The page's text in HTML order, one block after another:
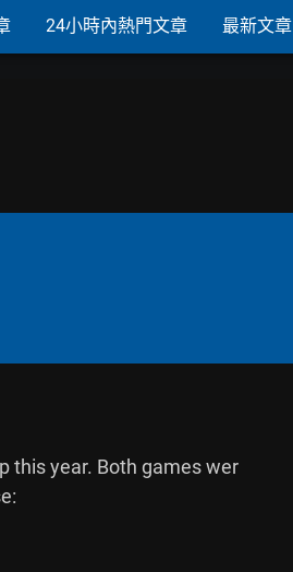
24小時內熱門文章 最新文章
this year. Both games wer